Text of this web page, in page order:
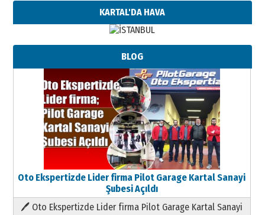
KARTAL'DA HAVA
BLOG
Oto Ekspertizde Lider firma Pilot Garage Kartal Sanayi
Şubesi Açıldı
🖊 Oto Ekspertizde Lider firma Pilot Garage Kartal Sanayi